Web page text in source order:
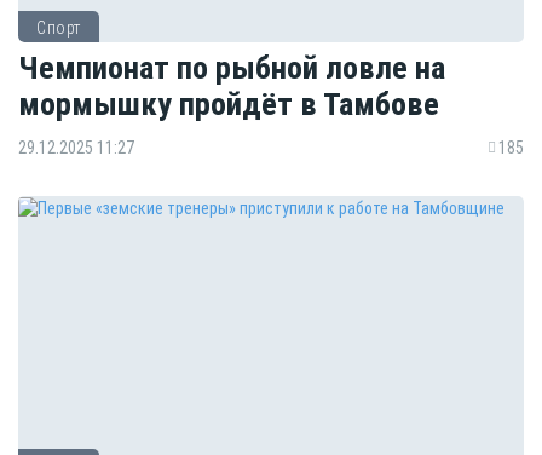
Спорт
Чемпионат по рыбной ловле на
мормышку пройдёт в Тамбове
29.12.2025 11:27 185